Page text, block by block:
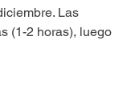
Las
(1-2 horas), luego